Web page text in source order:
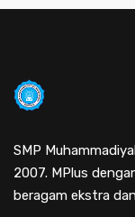
SMP
2007. MPlus
beragam ekstra